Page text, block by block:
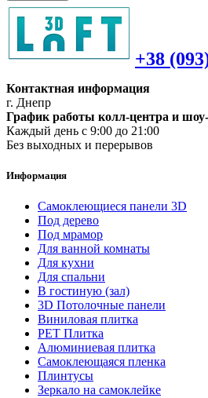
+38
Контактная информация
г. Днепр
График работы колл-центра и
Каждый день с 9:00 до 21:00
Без выходных и перерывов
Информация
Самоклеющиеся панели 3D
Под дерево
Под мрамор
Для ванной комнаты
Для кухни
Для спальни
В гостиную (зал)
3D Потолочные панели
Виниловая плитка
PET Плитка
Алюминиевая плитка
Самоклеющаяся пленка
Плинтусы
Зеркало на самоклейке